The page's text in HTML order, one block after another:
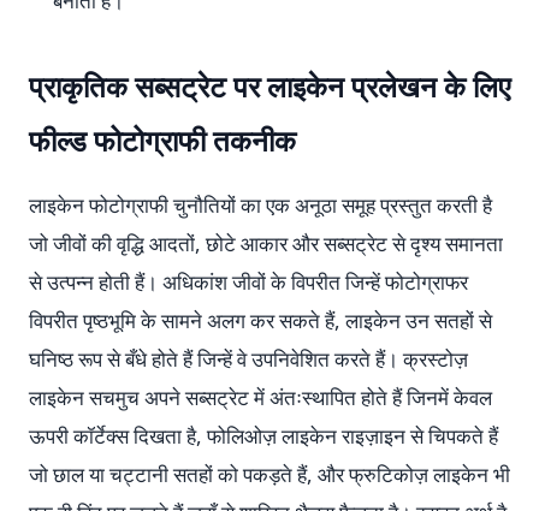
प्राकृतिक सब्सट्रेट पर लाइकेन प्रलेखन के लिए
फील्ड फोटोग्राफी तकनीक
लाइकेन फोटोग्राफी चुनौतियों का एक अनूठा समूह प्रस्तुत करती है
जो जीवों की वृद्धि आदतों, छोटे आकार और सब्सट्रेट से दृश्य समानता
से उत्पन्न होती हैं। अधिकांश जीवों के विपरीत जिन्हें फोटोग्राफर
विपरीत पृष्ठभूमि के सामने अलग कर सकते हैं, लाइकेन उन सतहों से
घनिष्ठ रूप से बँधे होते हैं जिन्हें वे उपनिवेशित करते हैं। क्रस्टोज़
लाइकेन सचमुच अपने सब्सट्रेट में अंतःस्थापित होते हैं जिनमें केवल
ऊपरी कॉर्टेक्स दिखता है, फोलिओज़ लाइकेन राइज़ाइन से चिपकते हैं
जो छाल या चट्टानी सतहों को पकड़ते हैं, और फ्रुटिकोज़ लाइकेन भी